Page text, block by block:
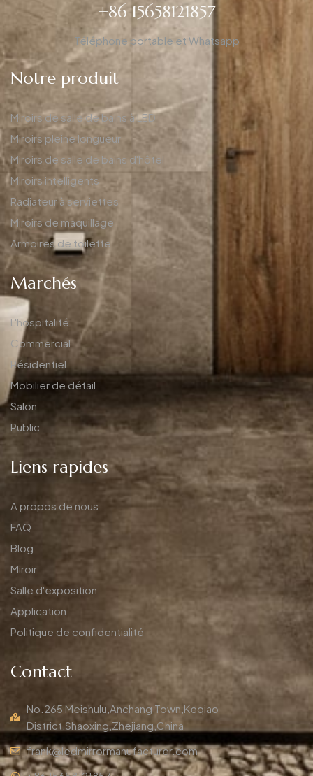
+86 15658121857
Téléphone portable et Whatsapp
Notre produit
Miroirs de salle de bains à LED
Miroirs pleine longueur
Miroirs de salle de bains d'hôtel
Miroirs intelligents
Radiateur à serviettes
Miroirs de maquillage
Armoires de toilette
Marchés
L'hospitalité
Commercial
Résidentiel
Mobilier de détail
Salon
Public
Liens rapides
A propos de nous
FAQ
Blog
Miroir
Salle d'exposition
Application
Politique de confidentialité
Contact
No.265 Meishulu,Anchang Town,Keqiao
District,Shaoxing,Zhejiang,China
frank@ledmirrormanufacturer.com